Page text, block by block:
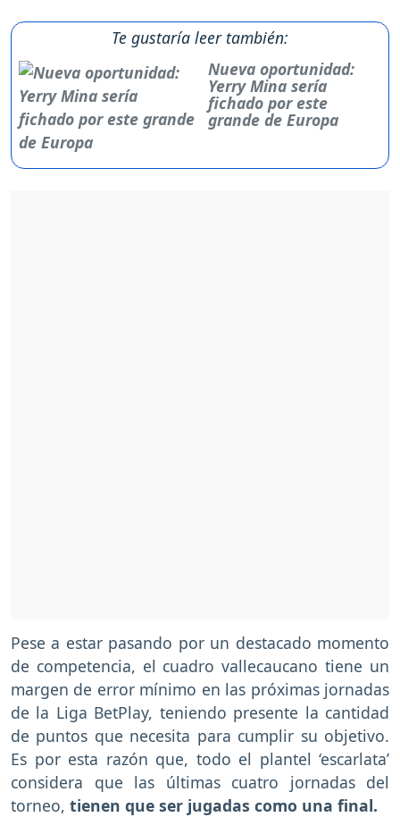
Te gustaría leer también:
Nueva oportunidad:
Yerry Mina sería
fichado por este
grande de Europa
Pese a estar pasando por un destacado momento
de competencia, el cuadro vallecaucano tiene un
margen de error mínimo en las próximas jornadas
de la Liga BetPlay, teniendo presente la cantidad
de puntos que necesita para cumplir su objetivo.
Es por esta razón que, todo el plantel ‘escarlata’
considera que las últimas cuatro jornadas del
torneo, tienen que ser jugadas como una final.